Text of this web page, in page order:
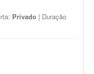
Privado | Duração